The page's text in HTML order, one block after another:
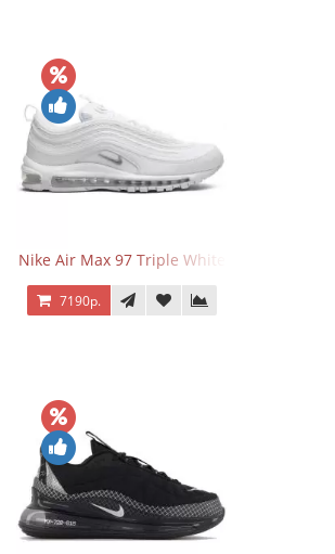
Nike Air Max 97 Triple White
7190р.